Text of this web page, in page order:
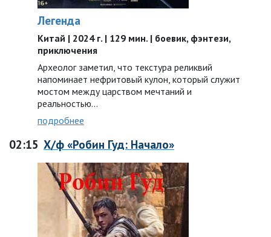
Легенда
Китай | 2024 г. | 129 мин. | боевик, фэнтези,
приключения
Археолог заметил, что текстура реликвий
напоминает нефритовый кулон, который служит
мостом между царством мечтаний и
реальностью...
подробнее
02:15 Х/ф «Робин Гуд: Начало»